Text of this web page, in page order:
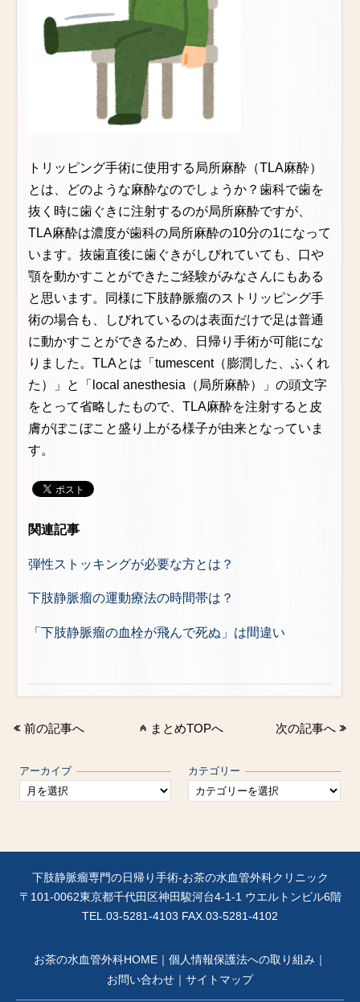
トリッピング手術に使用する局所麻酔（TLA麻酔）
とは、どのような麻酔なのでしょうか？歯科で歯を
抜く時に歯ぐきに注射するのが局所麻酔ですが、
TLA麻酔は濃度が歯科の局所麻酔の10分の1になって
います。抜歯直後に歯ぐきがしびれていても、口や
顎を動かすことができたご経験がみなさんにもある
と思います。同様に下肢静脈瘤のストリッピング手
術の場合も、しびれているのは表面だけで足は普通
に動かすことができるため、日帰り手術が可能にな
りました。TLAとは「tumescent（膨潤した、ふくれ
た）」と「local anesthesia（局所麻酔）」の頭文字
をとって省略したもので、TLA麻酔を注射すると皮
膚がぼこぼこと盛り上がる様子が由来となっていま
す。
関連記事
弾性ストッキングが必要な方とは？
下肢静脈瘤の運動療法の時間帯は？
「下肢静脈瘤の血栓が飛んで死ぬ」は間違い
前の記事へ まとめTOPへ 次の記事へ
アーカイブ カテゴリー
下肢静脈瘤専門の日帰り手術-お茶の水血管外科クリニック
〒101-0062東京都千代田区神田駿河台4-1-1 ウエルトンビル6階
TEL. 03-5281-4103 FAX.03-5281-4102
お茶の水血管外科HOME ｜ 個人情報保護法への取り組み ｜
お問い合わせ ｜ サイトマップ